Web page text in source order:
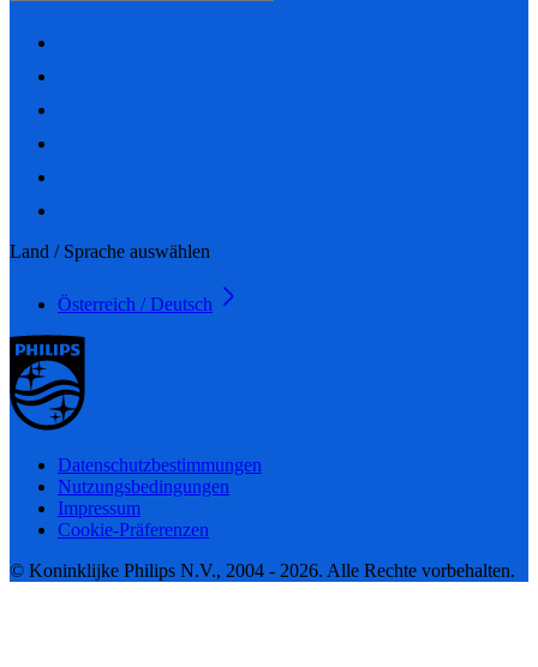
Land / Sprache auswählen
Österreich / Deutsch
Datenschutzbestimmungen
Nutzungsbedingungen
Impressum
Cookie-Präferenzen
© Koninklijke Philips N.V., 2004 - 2026. Alle Rechte vorbehalten.